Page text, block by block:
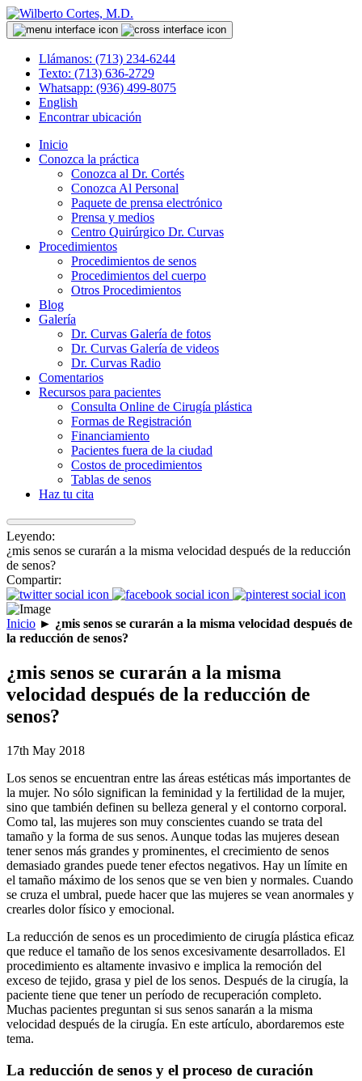
Llámanos: (713) 234-6244
Texto: (713) 636-2729
Whatsapp: (936) 499-8075
English
Encontrar ubicación
Inicio
Conozca la práctica
Conozca al Dr. Cortés
Conozca Al Personal
Paquete de prensa electrónico
Prensa y medios
Centro Quirúrgico Dr. Curvas
Procedimientos
Procedimientos de senos
Procedimientos del cuerpo
Otros Procedimientos
Blog
Galería
Dr. Curvas Galería de fotos
Dr. Curvas Galería de videos
Dr. Curvas Radio
Comentarios
Recursos para pacientes
Consulta Online de Cirugía plástica
Formas de Registración
Financiamiento
Pacientes fuera de la ciudad
Costos de procedimientos
Tablas de senos
Haz tu cita
Leyendo:
¿mis senos se curarán a la misma velocidad después de la reducción
de senos?
Compartir:
Inicio ► ¿mis senos se curarán a la misma velocidad después de
la reducción de senos?
¿mis senos se curarán a la misma
velocidad después de la reducción de
senos?
17th May 2018
Los senos se encuentran entre las áreas estéticas más importantes de
la mujer. No sólo significan la feminidad y la fertilidad de la mujer,
sino que también definen su belleza general y el contorno corporal.
Como tal, las mujeres son muy conscientes cuando se trata del
tamaño y la forma de sus senos. Aunque todas las mujeres desean
tener senos más grandes y prominentes, el crecimiento de senos
demasiado grandes puede tener efectos negativos. Hay un límite en
el tamaño máximo de los senos que se ven bien y normales. Cuando
se cruza el umbral, puede hacer que las mujeres se vean anormales y
crearles dolor físico y emocional.
La reducción de senos es un procedimiento de cirugía plástica eficaz
que reduce el tamaño de los senos excesivamente desarrollados. El
procedimiento es altamente invasivo e implica la remoción del
exceso de tejido, grasa y piel de los senos. Después de la cirugía, la
paciente tiene que tener un período de recuperación completo.
Muchas pacientes preguntan si sus senos sanarán a la misma
velocidad después de la cirugía. En este artículo, abordaremos este
tema.
La reducción de senos y el proceso de curación